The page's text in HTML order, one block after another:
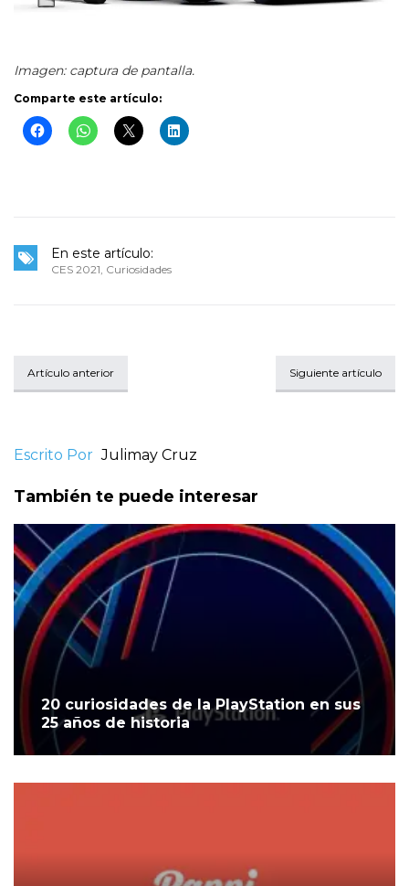
Imagen: captura de pantalla.
Comparte este artículo:
En este artículo:
CES 2021 Curiosidades
Artículo anterior Siguiente artículo
Escrito Por Julimay Cruz
También te puede interesar
20 curiosidades de la PlayStation en sus
25 años de historia